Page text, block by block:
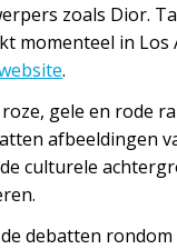
zoals Dior.
momenteel in Los
.
gele en rode
afbeeldingen
culturele
debatten rondom